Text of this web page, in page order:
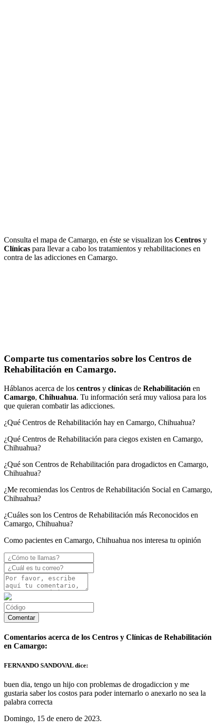
Consulta el mapa de Camargo, en éste se visualizan los Centros y
Clínicas para llevar a cabo los tratamientos y rehabilitaciones en
contra de las adicciones en Camargo.
Comparte tus comentarios sobre los Centros de
Rehabilitación en Camargo.
Háblanos acerca de los centros y clínicas de Rehabilitación en
Camargo, Chihuahua. Tu información será muy valiosa para los
que quieran combatir las adicciones.
¿Qué Centros de Rehabilitación hay en Camargo, Chihuahua?
¿Qué Centros de Rehabilitación para ciegos existen en Camargo,
Chihuahua?
¿Qué son Centros de Rehabilitación para drogadictos en Camargo,
Chihuahua?
¿Me recomiendas los Centros de Rehabilitación Social en Camargo,
Chihuahua?
¿Cuáles son los Centros de Rehabilitación más Reconocidos en
Camargo, Chihuahua?
Como pacientes en Camargo, Chihuahua nos interesa tu opinión
Comentarios acerca de los Centros y Clínicas de Rehabilitación
en Camargo:
FERNANDO SANDOVAL dice:
buen dia, tengo un hijo con problemas de drogadiccion y me
gustaria saber los costos para poder internarlo o anexarlo no sea la
palabra correcta
Domingo, 15 de enero de 2023.